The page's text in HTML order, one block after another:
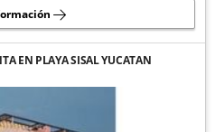
EN PLAYA SISAL YUCATAN